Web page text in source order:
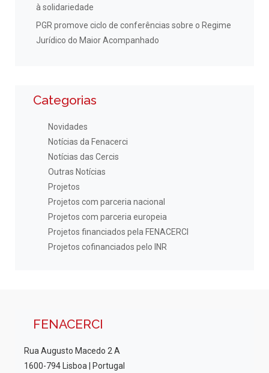
à solidariedade
PGR promove ciclo de conferências sobre o Regime
Jurídico do Maior Acompanhado
Categorias
Novidades
Notícias da Fenacerci
Notícias das Cercis
Outras Notícias
Projetos
Projetos com parceria nacional
Projetos com parceria europeia
Projetos financiados pela FENACERCI
Projetos cofinanciados pelo INR
FENACERCI
Rua Augusto Macedo 2 A
1600-794 Lisboa | Portugal